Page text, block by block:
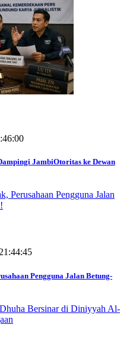
JambiOtoritas ke Dewan
Pengguna Jalan Betung-